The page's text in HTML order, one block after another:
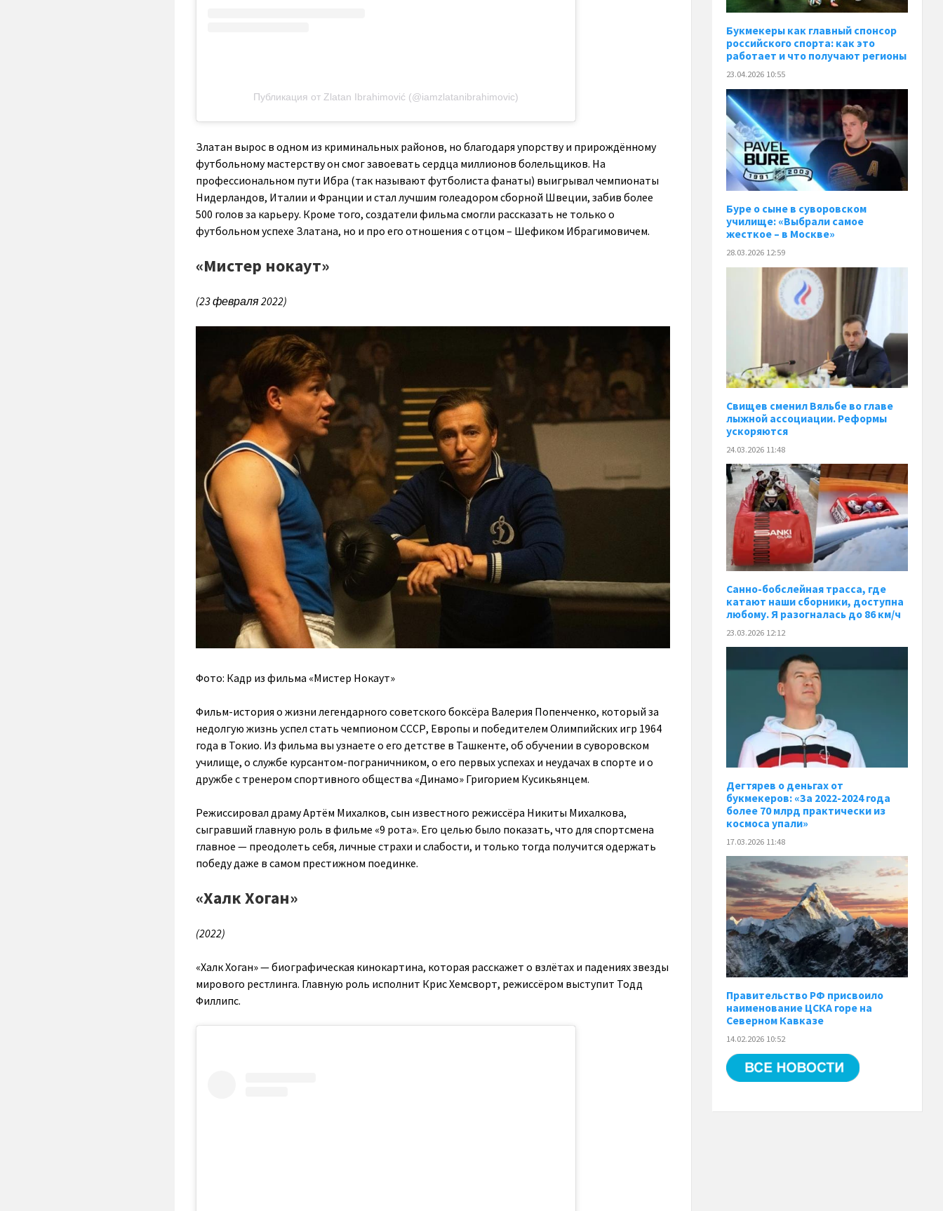
Публикация от Zlatan Ibrahimović (@iamzlatanibrahimovic)
Златан вырос в одном из криминальных районов, но благодаря упорству и прирождённому
футбольному мастерству он смог завоевать сердца миллионов болельщиков. На
профессиональном пути Ибра (так называют футболиста фанаты) выигрывал чемпионаты
Нидерландов, Италии и Франции и стал лучшим голеадором сборной Швеции, забив более
500 голов за карьеру. Кроме того, создатели фильма смогли рассказать не только о
футбольном успехе Златана, но и про его отношения с отцом – Шефиком Ибрагимовичем.
«Мистер нокаут»
(23 февраля 2022)
Фото: Кадр из фильма «Мистер Нокаут»
Фильм-история о жизни легендарного советского боксёра Валерия Попенченко, который за
недолгую жизнь успел стать чемпионом СССР, Европы и победителем Олимпийских игр 1964
года в Токио. Из фильма вы узнаете о его детстве в Ташкенте, об обучении в суворовском
училище, о службе курсантом-пограничником, о его первых успехах и неудачах в спорте и о
дружбе с тренером спортивного общества «Динамо» Григорием Кусикьянцем.
Режиссировал драму Артём Михалков, сын известного режиссёра Никиты Михалкова,
сыгравший главную роль в фильме «9 рота». Его целью было показать, что для спортсмена
главное — преодолеть себя, личные страхи и слабости, и только тогда получится одержать
победу даже в самом престижном поединке.
«Халк Хоган»
(2022)
«Халк Хоган» — биографическая кинокартина, которая расскажет о взлётах и падениях звезды
мирового рестлинга. Главную роль исполнит Крис Хемсворт, режиссёром выступит Тодд
Филлипс.
Букмекеры как главный спонсор
российского спорта: как это
работает и что получают регионы
23.04.2026 10:55
Буре о сыне в суворовском
училище: «Выбрали самое
жесткое – в Москве»
28.03.2026 12:59
Свищев сменил Вяльбе во главе
лыжной ассоциации. Реформы
ускоряются
24.03.2026 11:48
Санно-бобслейная трасса, где
катают наши сборники, доступна
любому. Я разогналась до 86 км/ч
23.03.2026 12:12
Дегтярев о деньгах от
букмекеров: «За 2022-2024 года
более 70 млрд практически из
космоса упали»
17.03.2026 11:48
Правительство РФ присвоило
наименование ЦСКА горе на
Северном Кавказе
14.02.2026 10:52